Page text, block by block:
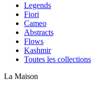
Legends
Fiori
Cameo
Abstracts
Flows
Kashmir
Toutes les collections
La Maison